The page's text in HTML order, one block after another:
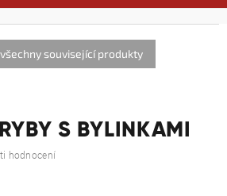
S BYLINKAMI
hodnocení
související produkty